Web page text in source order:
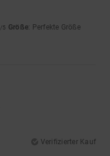
/5 Größe: Perfekte Größe
Verifizierter Kauf